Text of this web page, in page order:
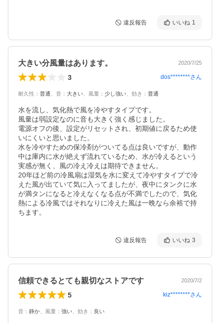
違反報告 いいね 1
大きい分風量はあります。 2020/7/25
3 dos********さん
耐久性 ： 普通 音 ： 大きい 風量 ： 少し強い 効き ： 普通
水を流し、気化熱で風を冷やすタイプです。
風量は弱設定なのに音も大きく強く感じました。
電源オフの後、設定がリセットされ、初期値に戻るため使
いにくいと思いました。
水を冷やすための保冷剤がついてる点は良いですが、動作
中は庫内に水が絶えず流れているため、水が冷えるという
実感が無く、風の冷え冷えは期待できません。
20年ほど前の冷風扇は湿気を水に変えて冷やすタイプで冷
えた風が出ていて気に入ってましたが、夜中にタンクに水
が満タンになると冷えなくなる点が不満でしたので、気化
熱による冷風ではそれなりに冷えた風は一晩なら余裕で持
ちます。
違反報告 いいね 3
信頼できるとても親切なストアです 2020/7/2
5 kiz********さん
音 ： 静か 風量 ： 強い 効き ： 良い